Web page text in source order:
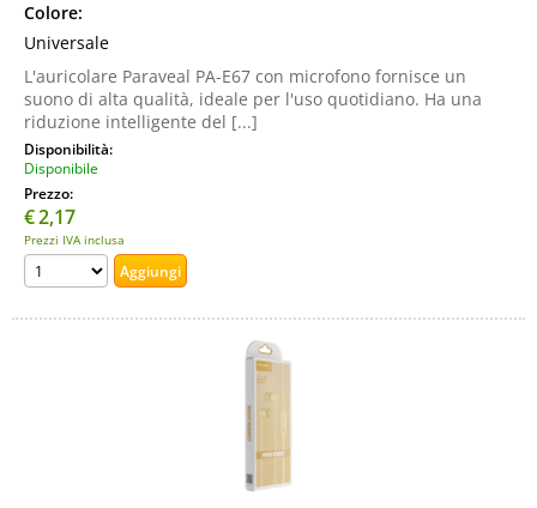
Colore:
Universale
L'auricolare Paraveal PA-E67 con microfono fornisce un
suono di alta qualità, ideale per l'uso quotidiano. Ha una
riduzione intelligente del [...]
Disponibilità:
Disponibile
Prezzo:
€2,17
Prezzi IVA inclusa